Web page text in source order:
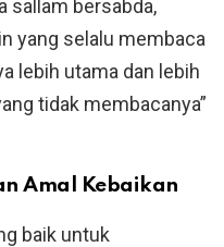
sallam bersabda,
yang selalu membaca
lebih utama dan lebih
tidak membacanya”
Amal Kebaikan
baik untuk